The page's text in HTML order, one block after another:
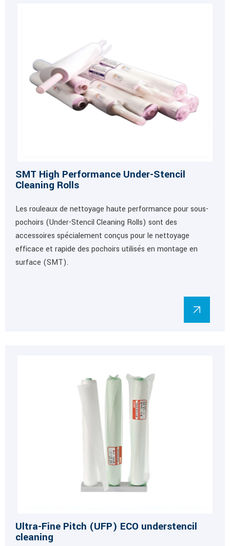
SMT High Performance Under-Stencil
Cleaning Rolls
Les rouleaux de nettoyage haute performance pour sous-
pochoirs (Under-Stencil Cleaning Rolls) sont des
accessoires spécialement conçus pour le nettoyage
efficace et rapide des pochoirs utilisés en montage en
surface (SMT).
Ultra-Fine Pitch (UFP) ECO understencil
cleaning